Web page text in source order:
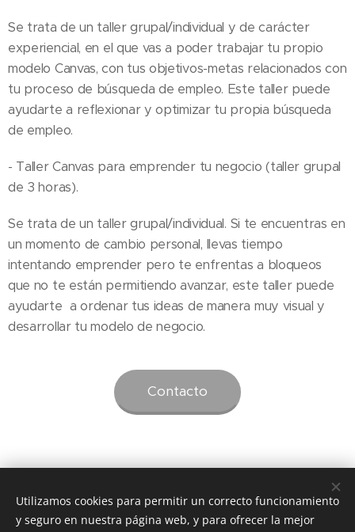
Se trata de un taller grupal/individual y de carácter
experiencial, en el que vas a poder trabajar tu propio
modelo Canvas, con tus objetivos-metas relacionados con
tu proceso de búsqueda de empleo. Este taller puede
ayudarte a reflexionar y optimizar tu propia búsqueda
de empleo.
- Taller Canvas para emprender tu negocio (taller grupal
de 3 horas).
Se trata de un taller grupal/individual. Si te encuentras en
un momento de cambio personal, llevas tiempo
intentando emprender pero te enfrentas a bloqueos
que no te están permitiendo avanzar, este taller puede
ayudarte a ordenar tus ideas de manera muy visual y
desarrollar tu modelo de negocio.
Contacto
© Sonia Espinosa Catalá Psicóloga.
Utilizamos cookies para permitir un correcto funcionamiento
y seguro en nuestra página web, y para ofrecer la mejor